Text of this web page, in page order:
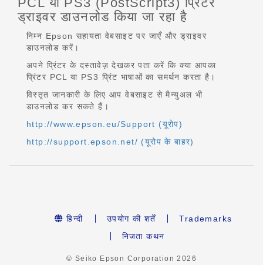
ड्राइवर डाउनलोड किया जा रहा है
निम्न Epson सहायता वेबसाइट पर जाएँ और ड्राइवर
डाउनलोड करें।
अपने प्रिंटर के दस्तावेज़ देखकर पता करें कि क्या आपका
प्रिंटर PCL या PS3 प्रिंट भाषाओं का समर्थन करता है।
विस्तृत जानकारी के लिए आप वेबसाइट से मैन्युअल भी
डाउनलोड कर सकते हैं।
http://www.epson.eu/Support (यूरोप)
http://support.epson.net/ (यूरोप के बाहर)
हिन्दी उपयोग की शर्तें
Trademarks
निजता कथन
© Seiko Epson Corporation2026